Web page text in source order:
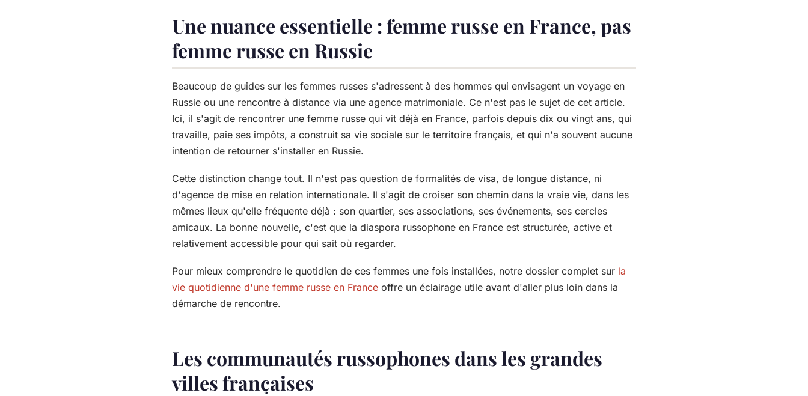
Une nuance essentielle : femme russe en France, pas
femme russe en Russie
Beaucoup de guides sur les femmes russes s'adressent à des hommes qui envisagent un voyage en
Russie ou une rencontre à distance via une agence matrimoniale. Ce n'est pas le sujet de cet article.
Ici, il s'agit de rencontrer une femme russe qui vit déjà en France, parfois depuis dix ou vingt ans, qui
travaille, paie ses impôts, a construit sa vie sociale sur le territoire français, et qui n'a souvent aucune
intention de retourner s'installer en Russie.
Cette distinction change tout. Il n'est pas question de formalités de visa, de longue distance, ni
d'agence de mise en relation internationale. Il s'agit de croiser son chemin dans la vraie vie, dans les
mêmes lieux qu'elle fréquente déjà : son quartier, ses associations, ses événements, ses cercles
amicaux. La bonne nouvelle, c'est que la diaspora russophone en France est structurée, active et
relativement accessible pour qui sait où regarder.
Pour mieux comprendre le quotidien de ces femmes une fois installées, notre dossier complet sur la
vie quotidienne d'une femme russe en France offre un éclairage utile avant d'aller plus loin dans la
démarche de rencontre.
Les communautés russophones dans les grandes
villes françaises